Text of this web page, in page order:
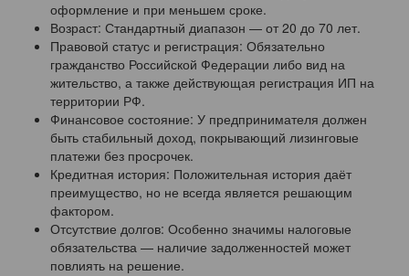
оформление и при меньшем сроке.
Возраст: Стандартный диапазон — от 20 до 70 лет.
Правовой статус и регистрация: Обязательно
гражданство Российской Федерации либо вид на
жительство, а также действующая регистрация ИП на
территории РФ.
Финансовое состояние: У предпринимателя должен
быть стабильный доход, покрывающий лизинговые
платежи без просрочек.
Кредитная история: Положительная история даёт
преимущество, но не всегда является решающим
фактором.
Отсутствие долгов: Особенно значимы налоговые
обязательства — наличие задолженностей может
повлиять на решение.